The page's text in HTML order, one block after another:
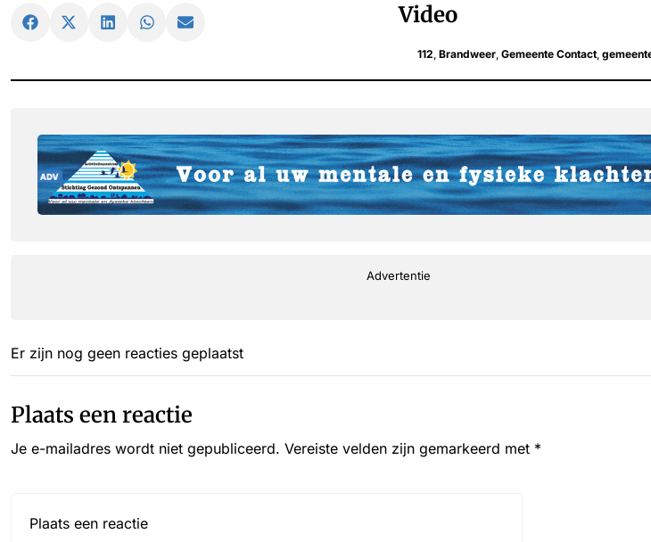
Video
112 Brandweer Gemeente Contact
Advertentie
Er zijn nog geen reacties geplaatst
Plaats een reactie
Je e-mailadres wordt niet gepubliceerd. Vereiste velden zijn gemarkeerd met *